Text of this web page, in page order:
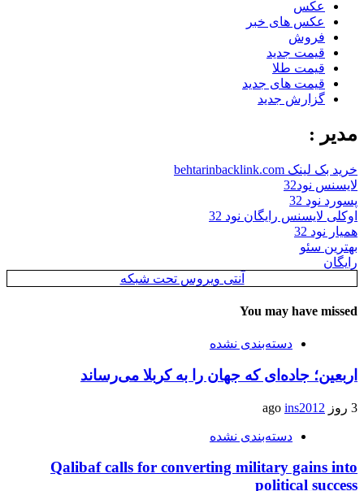
عکس
عکس های خبر
فروش
قیمت جدید
قیمت طلا
قیمت های جدید
گزارش جدید
مدیر :
خرید بک لینک behtarinbacklink.com
لایسنس نود32
پسورد نود 32
اوکلی لایسنس رایگان نود 32
همیار نود 32
بهترین سئو
رایگان
آنتی ویروس تحت شبکه
You may have missed
دسته‌بندی نشده
اربعین؛ جاده‌ای که جهان را به کربلا می‌رساند
3 روز ago ins2012
دسته‌بندی نشده
Qalibaf calls for converting military gains into
political success